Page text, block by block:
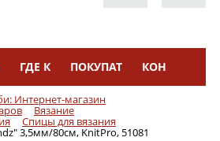
ГДЕ КУПИТЬПОКУПАТЕЛЯМКОНТАКТЫ
Интернет-магазин
Вязание
Спицы для вязания
3,5мм/80см, KnitPro, 51081